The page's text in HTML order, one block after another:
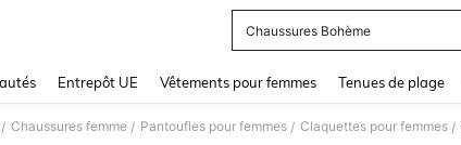
Chaussures Bohème
Entrepôt UE Vêtements pour femmes Tenues de plage
/ Chaussures femme / Pantoufles pour femmes / Claquettes pour femmes /